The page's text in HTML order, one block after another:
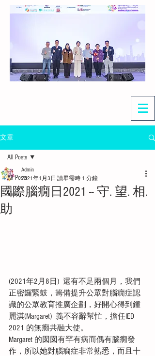
文章
All Posts
Video
All Posts
國際腦癇日2021 -- 守. 望. 相.
助
Admin
2021年1月3日 讀畢需時 1 分鐘
(2021年2月8日)  還有不足兩個月，我們
正密鑼緊鼓，籌備提升公眾對腦癇症認
識的公眾教育推廣企劃，好開心得到鍾
麗淇(Margaret)  義不容辭幫忙，擔任IED
2021 的無癇共融大使。
Margaret 的囡囡有罕有病而偶有腦癇發
作，所以她對腦癇症非常熟悉，而且十